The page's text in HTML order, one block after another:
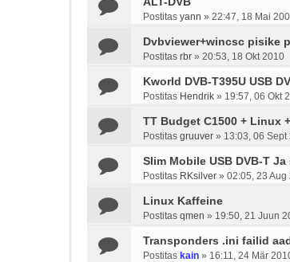
Postitas yann » 22:47, 18 Mai
Dvbviewer+wincsc pisike
Postitas rbr » 20:53, 18 Okt 2010
Kworld DVB-T395U USB
Postitas Hendrik » 19:57, 06 Okt
TT Budget C1500 + Linux
Postitas gruuver » 13:03, 06 Sept
Slim Mobile USB DVB-T
Postitas RKsilver » 02:05, 23 Aug
Linux Kaffeine
Postitas qmen » 19:50, 21 Juun
Transponders .ini failid
Postitas kain » 16:11, 24 Mär